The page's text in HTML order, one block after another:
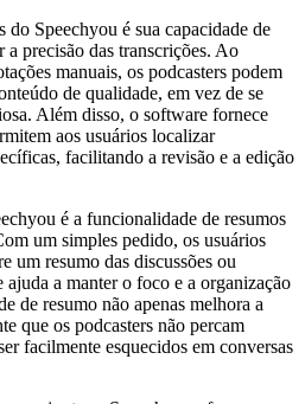
Speechyou é sua capacidade de
precisão das transcrições. Ao
manuais, os podcasters podem
de qualidade, em vez de se
Além disso, o software fornece
aos usuários localizar
facilitando a revisão e a edição
é a funcionalidade de resumos
um simples pedido, os usuários
um resumo das discussões ou
ajuda a manter o foco e a organização
de resumo não apenas melhora a
que os podcasters não percam
facilmente esquecidos em conversas